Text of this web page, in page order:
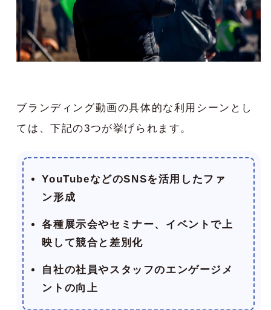
ブランディング動画の具体的な利用シーンとし
ては、下記の3つが挙げられます。
YouTubeなどのSNSを活用したファ
ン形成
各種展示会やセミナー、イベントで上
映して競合と差別化
自社の社員やスタッフのエンゲージメ
ントの向上